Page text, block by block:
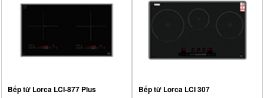
Bếp từ Lorca LCI-877 Plus Bếp từ Lorca LCI 307